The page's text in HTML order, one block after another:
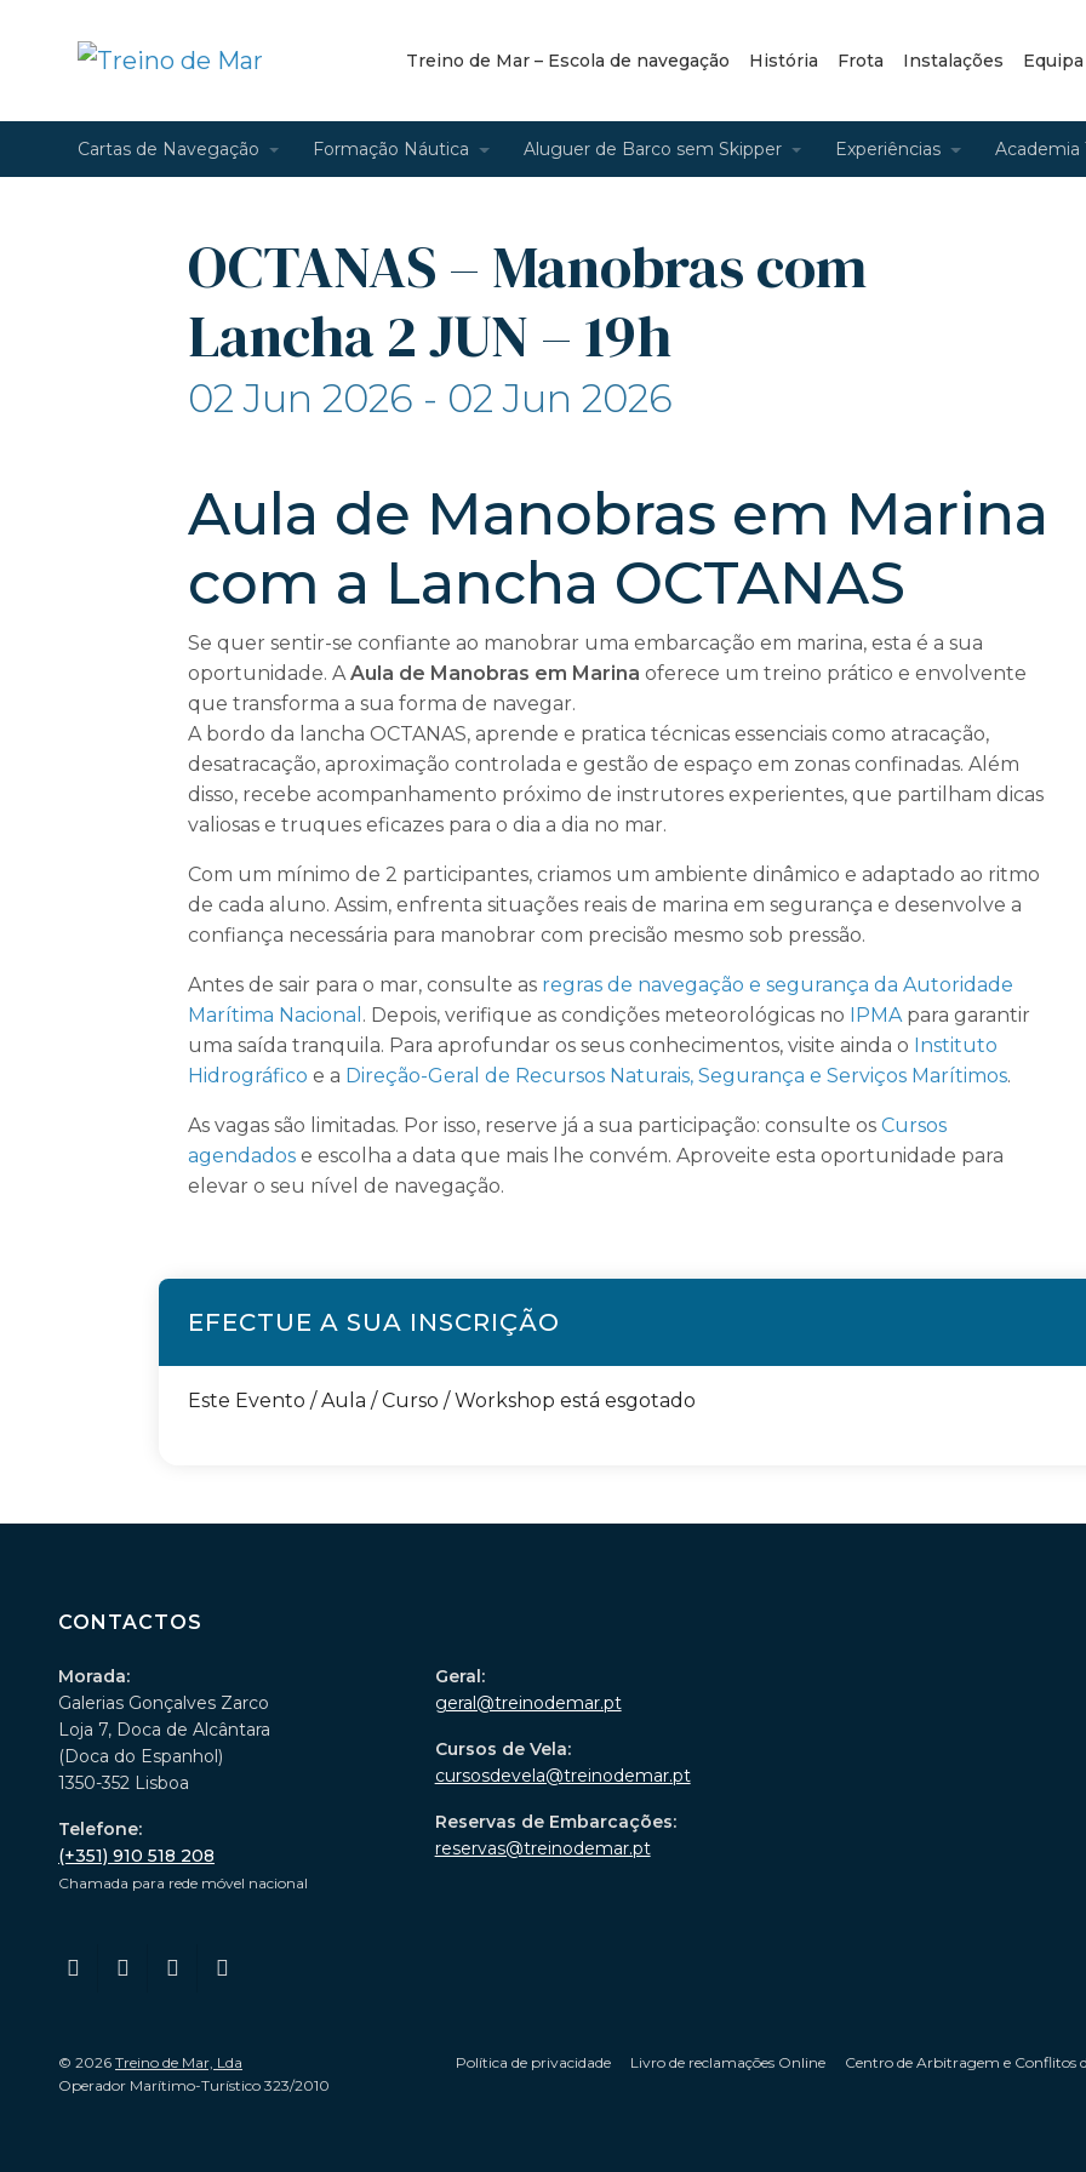
Treino de Mar – Escola de navegação História Frota Instalações Equipa
Cartas de Navegação Formação Náutica Aluguer de Barco sem Skipper Experiências Academia
OCTANAS – Manobras com
Lancha 2 JUN – 19h
02 Jun 2026 - 02 Jun 2026
Aula de Manobras em Marina
com a Lancha OCTANAS
Se quer sentir-se confiante ao manobrar uma embarcação em marina, esta é a sua
oportunidade. AAula de Manobras em Marina oferece um treino prático e envolvente
que transforma a sua forma de navegar.
A bordo da lancha OCTANAS, aprende e pratica técnicas essenciais como atracação,
desatracação, aproximação controlada e gestão de espaço em zonas confinadas. Além
disso, recebe acompanhamento próximo de instrutores experientes, que partilham dicas
valiosas e truques eficazes para o dia a dia no mar.
Com um mínimo de 2 participantes, criamos um ambiente dinâmico e adaptado ao ritmo
de cada aluno. Assim, enfrenta situações reais de marina em segurança e desenvolve a
confiança necessária para manobrar com precisão mesmo sob pressão.
Antes de sair para o mar, consulte as regras de navegação e segurança da Autoridade
Marítima Nacional . Depois, verifique as condições meteorológicas no IPMApara garantir
uma saída tranquila. Para aprofundar os seus conhecimentos, visite ainda o Instituto
Hidrográfico e a Direção-Geral de Recursos Naturais, Segurança e Serviços Marítimos.
As vagas são limitadas. Por isso, reserve já a sua participação: consulte os Cursos
agendadose escolha a data que mais lhe convém. Aproveite esta oportunidade para
elevar o seu nível de navegação.
EFECTUE A SUA INSCRIÇÃO
Este Evento / Aula / Curso / Workshop está esgotado
CONTACTOS
Morada:
Galerias Gonçalves Zarco
Loja 7, Doca de Alcântara
(Doca do Espanhol)
1350-352 Lisboa
Telefone:
(+351) 910 518 208
Chamada para rede móvel nacional
Geral:
geral@treinodemar.pt
Cursos de Vela:
cursosdevela@treinodemar.pt
Reservas de Embarcações:
reservas@treinodemar.pt
© 2026 Treino de Mar, Lda
Operador Marítimo-Turístico 323/2010
Política de privacidade Livro de reclamações Online Centro de Arbitragem e Conflitos